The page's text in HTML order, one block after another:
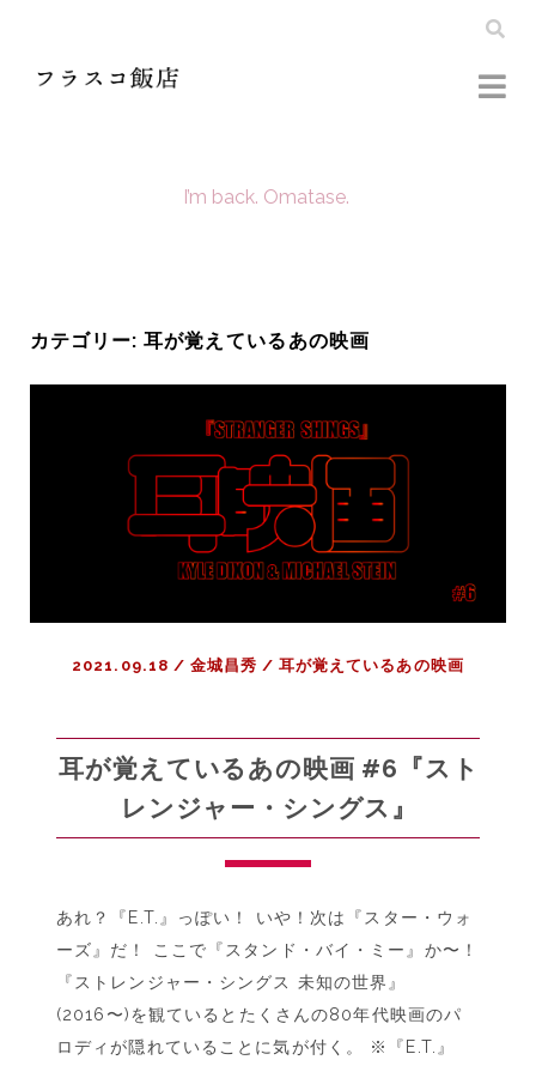
I’m back. Omatase.
カテゴリー: 耳が覚えているあの映画
2021.09.18 / 金城昌秀 /耳が覚えているあの映画
耳が覚えているあの映画 #6『スト
レンジャー・シングス』
あれ？『E.T.』っぽい！ いや！次は『スター・ウォ
ーズ』だ！ ここで『スタンド・バイ・ミー』か〜！
『ストレンジャー・シングス 未知の世界』
(2016〜)を観ているとたくさんの80年代映画のパ
ロディが隠れていることに気が付く。 ※『E.T.』